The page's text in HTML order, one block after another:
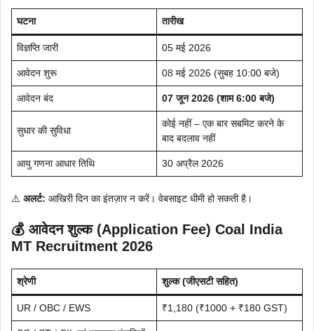
घटना तारीख
विज्ञप्ति जारी 05 मई 2026
आवेदन शुरू 08 मई 2026 (सुबह 10:00 बजे)
आवेदन बंद 07 जून 2026 (शाम 6:00 बजे)
सुधार की सुविधा
कोई नहीं – एक बार सबमिट करने के
बाद बदलाव नहीं
आयु गणना आधार तिथि 30 अप्रैल 2026
⚠️ अलर्ट: आखिरी दिन का इंतज़ार न करें। वेबसाइट धीमी हो सकती है।
💰 आवेदन शुल्क (Application Fee) Coal India
MT Recruitment 2026
श्रेणी शुल्क (जीएसटी सहित)
UR / OBC / EWS ₹1,180 (₹1000 + ₹180 GST)